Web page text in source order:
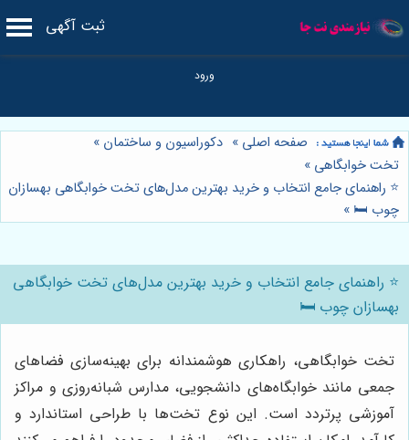
ثبت آگهی
صفحه اصلی » دکوراسیون و ساختمان »
تخت خوابگاهی »
⭐️ راهنمای جامع انتخاب و خرید بهترین مدل‌های تخت خوابگاهی بهسازان
چوب 🛏️ »
⭐️ راهنمای جامع انتخاب و خرید بهترین مدل‌های تخت خوابگاهی
بهسازان چوب 🛏️
تخت خوابگاهی، راهکاری هوشمندانه برای بهینه‌سازی فضاهای
جمعی مانند خوابگاه‌های دانشجویی، مدارس شبانه‌روزی و مراکز
آموزشی پرتردد است. این نوع تخت‌ها با طراحی استاندارد و